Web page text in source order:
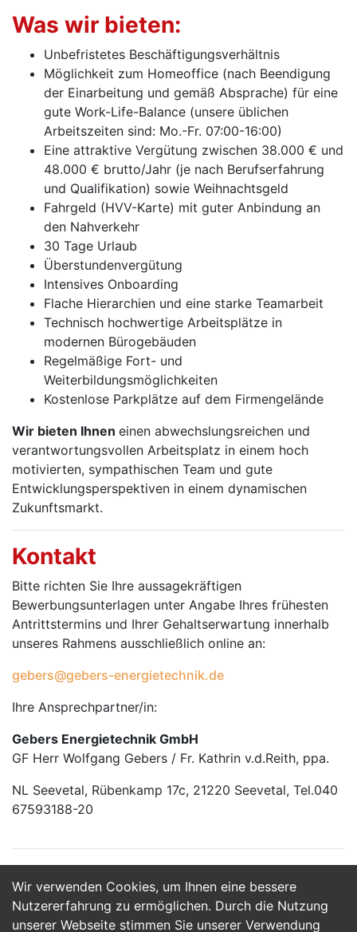
Wir verwenden Cookies, um Ihnen eine bessere
Nutzererfahrung zu ermöglichen. Durch die Nutzung
unserer Webseite stimmen Sie unserer Verwendung
Was wir bieten:
Unbefristetes Beschäftigungsverhältnis
Möglichkeit zum Homeoffice (nach Beendigung
der Einarbeitung und gemäß Absprache) für eine
gute Work-Life-Balance (unsere üblichen
Arbeitszeiten sind: Mo.-Fr. 07:00-16:00)
Eine attraktive Vergütung zwischen 38.000 € und
48.000 € brutto/Jahr (je nach Berufserfahrung
und Qualifikation) sowie Weihnachtsgeld
Fahrgeld (HVV-Karte) mit guter Anbindung an
den Nahverkehr
30 Tage Urlaub
Überstundenvergütung
Intensives Onboarding
Flache Hierarchien und eine starke Teamarbeit
Technisch hochwertige Arbeitsplätze in
modernen Bürogebäuden
Regelmäßige Fort- und
Weiterbildungsmöglichkeiten
Kostenlose Parkplätze auf dem Firmengelände
Wir bieten Ihnen einen abwechslungsreichen und
verantwortungsvollen Arbeitsplatz in einem hoch
motivierten, sympathischen Team und gute
Entwicklungsperspektiven in einem dynamischen
Zukunftsmarkt.
Kontakt
Bitte richten Sie Ihre aussagekräftigen
Bewerbungsunterlagen unter Angabe Ihres frühesten
Antrittstermins und Ihrer Gehaltserwartung innerhalb
unseres Rahmens ausschließlich online an:
gebers@gebers-energietechnik.de
Ihre Ansprechpartner/in:
Gebers Energietechnik GmbH
GF Herr Wolfgang Gebers / Fr. Kathrin v.d.Reith, ppa.
NL Seevetal, Rübenkamp 17c, 21220 Seevetal, Tel.040
67593188-20
Jetzt Bewerben